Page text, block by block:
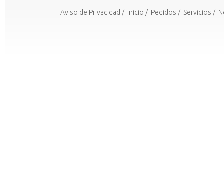
Aviso de Privacidad / Inicio / Pedidos / Servicios /